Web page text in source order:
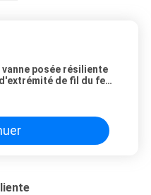
vanne posée résiliente
de fil du fer